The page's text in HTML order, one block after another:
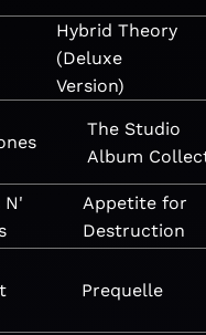
Hybrid Theory
(Deluxe
Version)
The Studio
Album
N'
Appetite for
Destruction
Prequelle